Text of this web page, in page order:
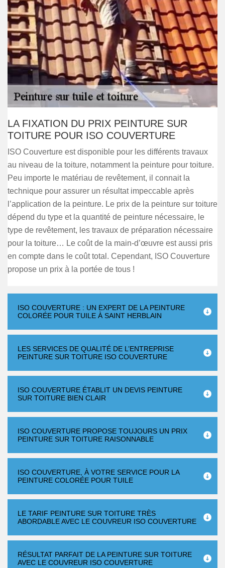
LA FIXATION DU PRIX PEINTURE SUR
TOITURE POUR ISO COUVERTURE
ISO Couverture est disponible pour les différents travaux
au niveau de la toiture, notamment la peinture pour toiture.
Peu importe le matériau de revêtement, il connait la
technique pour assurer un résultat impeccable après
l’application de la peinture. Le prix de la peinture sur toiture
dépend du type et la quantité de peinture nécessaire, le
type de revêtement, les travaux de préparation nécessaire
pour la toiture… Le coût de la main-d’œuvre est aussi pris
en compte dans le coût total. Cependant, ISO Couverture
propose un prix à la portée de tous !
ISO COUVERTURE : UN EXPERT DE LA PEINTURE
COLORÉE POUR TUILE À SAINT HERBLAIN
LES SERVICES DE QUALITÉ DE L’ENTREPRISE
PEINTURE SUR TOITURE ISO COUVERTURE
ISO COUVERTURE ÉTABLIT UN DEVIS PEINTURE
SUR TOITURE BIEN CLAIR
ISO COUVERTURE PROPOSE TOUJOURS UN PRIX
PEINTURE SUR TOITURE RAISONNABLE
ISO COUVERTURE, À VOTRE SERVICE POUR LA
PEINTURE COLORÉE POUR TUILE
LE TARIF PEINTURE SUR TOITURE TRÈS
ABORDABLE AVEC LE COUVREUR ISO COUVERTURE
RÉSULTAT PARFAIT DE LA PEINTURE SUR TOITURE
AVEC LE COUVREUR ISO COUVERTURE